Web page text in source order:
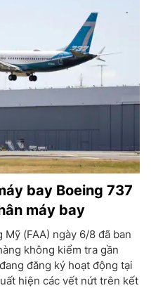
bay Boeing 737
máy bay
(FAA) ngày 6/8 đã ban
không kiểm tra gần
đăng ký hoạt động tại
hiện các vết nứt trên kết